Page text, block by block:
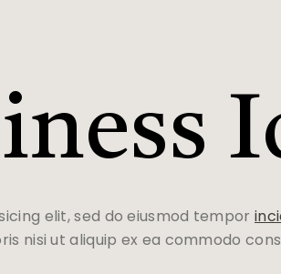
elit, sed do eiusmod tempor
nisi ut aliquip ex ea commodo